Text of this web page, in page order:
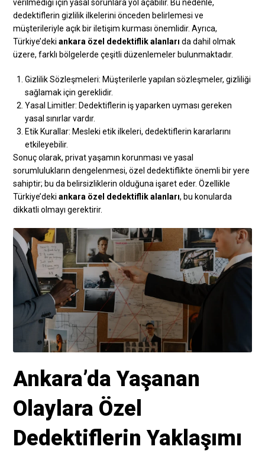
verilmediği için yasal sorunlara yol açabilir. Bu nedenle,
dedektiflerin gizlilik ilkelerini önceden belirlemesi ve
müşterileriyle açık bir iletişim kurması önemlidir. Ayrıca,
Türkiye’dekiankara özel dedektiflik alanları da dahil olmak
üzere, farklı bölgelerde çeşitli düzenlemeler bulunmaktadır.
Gizlilik Sözleşmeleri: Müşterilerle yapılan sözleşmeler, gizliliği
sağlamak için gereklidir.
Yasal Limitler: Dedektiflerin iş yaparken uyması gereken
yasal sınırlar vardır.
Etik Kurallar: Mesleki etik ilkeleri, dedektiflerin kararlarını
etkileyebilir.
Sonuç olarak, privat yaşamın korunması ve yasal
sorumlulukların dengelenmesi, özel dedektiflikte önemli bir yere
sahiptir; bu da belirsizliklerin olduğuna işaret eder. Özellikle
Türkiye’dekiankara özel dedektiflik alanları, bu konularda
dikkatli olmayı gerektirir.
Ankara’da Yaşanan
Olaylara Özel
Dedektiflerin Yaklaşımı